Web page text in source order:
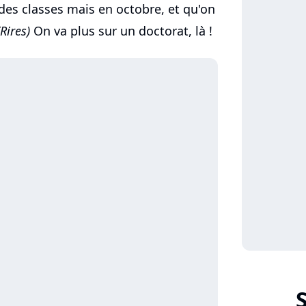
classes mais en octobre, et qu'on
On va plus sur un doctorat, là !